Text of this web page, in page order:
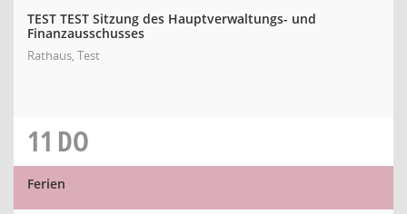
TEST TEST Sitzung des Hauptverwaltungs- und
Finanzausschusses
Rathaus, Test
11 DO
Ferien